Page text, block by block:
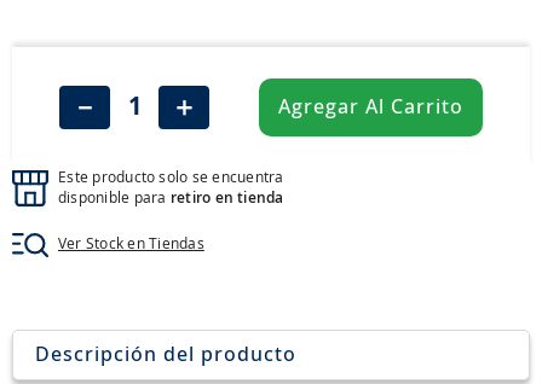
＋
－ Agregar Al Carrito
Este producto solo se encuentra
disponible para retiro en tienda
Ver Stock en Tiendas
Descripción del producto
neumáticos 235